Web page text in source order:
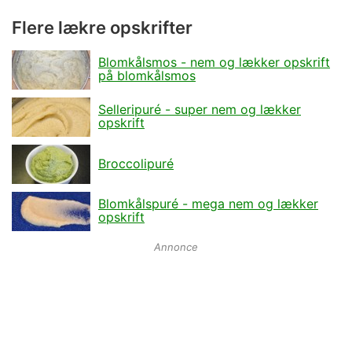
Flere lækre opskrifter
Blomkålsmos - nem og lækker opskrift
på blomkålsmos
Selleripuré - super nem og lækker
opskrift
Broccolipuré
Blomkålspuré - mega nem og lækker
opskrift
Annonce